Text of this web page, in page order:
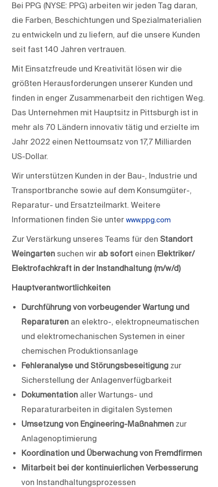
Bei PPG (NYSE: PPG) arbeiten wir jeden Tag daran,
die Farben, Beschichtungen und Spezialmaterialien
zu entwickeln und zu liefern, auf die unsere Kunden
seit fast 140 Jahren vertrauen.
Mit Einsatzfreude und Kreativität lösen wir die
größten Herausforderungen unserer Kunden und
finden in enger Zusammenarbeit den richtigen Weg.
Das Unternehmen mit Hauptsitz in Pittsburgh ist in
mehr als 70 Ländern innovativ tätig und erzielte im
Jahr 2022 einen Nettoumsatz von 17,7 Milliarden
US-Dollar.
Wir unterstützen Kunden in der Bau-, Industrie und
Transportbranche sowie auf dem Konsumgüter-,
Reparatur- und Ersatzteilmarkt. Weitere
Informationen finden Sie unter www.ppg.com
Zur Verstärkung unseres Teams für den Standort
Weingarten suchen wir ab sofort einen Elektriker/
Elektrofachkraft in der Instandhaltung (m/w/d)
Hauptverantwortlichkeiten
Durchführung von vorbeugender Wartung und
Reparaturen an elektro-, elektro­pneumatischen
und elektromechanischen Systemen in einer
chemischen Produktionsanlage
Fehleranalyse und Störungsbeseitigung zur
Sicherstellung der Anlagenverfügbarkeit
Dokumentation aller Wartungs- und
Reparaturarbeiten in digitalen Systemen
Umsetzung von Engineering-Maßnahmen zur
Anlagenoptimierung
Koordination und Überwachung von Fremdfirmen
Mitarbeit bei der kontinuierlichen Verbesserung
von Instandhaltungsprozessen